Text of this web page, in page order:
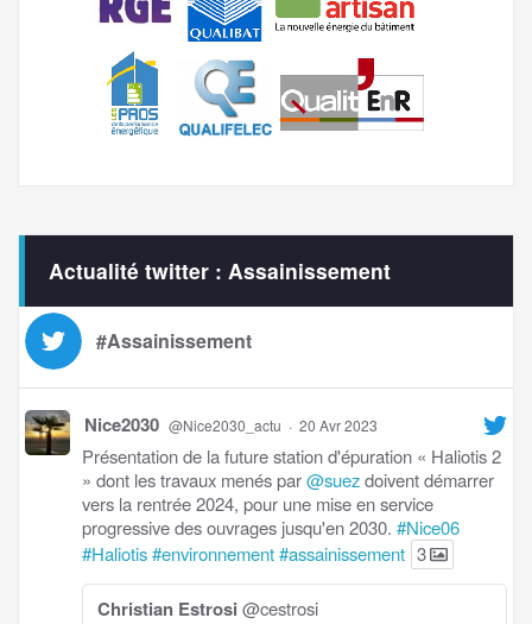
Actualité twitter : Assainissement
#Assainissement
Nice2030 @Nice2030_actu · 20 Avr 2023
Présentation de la future station d'épuration « Haliotis 2
» dont les travaux menés par@suezdoivent démarrer
vers la rentrée 2024, pour une mise en service
progressive des ouvrages jusqu'en 2030. #Nice06
#Haliotis#environnement#assainissement 3
Christian Estrosi @cestrosi